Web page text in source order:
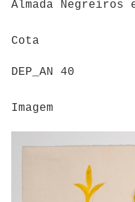
Almada Negreiros
Cota
DEP_AN 40
Imagem